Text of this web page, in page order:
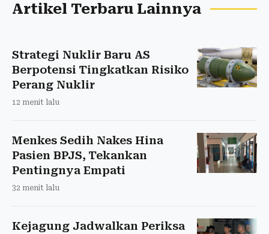
Artikel Terbaru Lainnya
Strategi Nuklir Baru AS
Berpotensi Tingkatkan Risiko
Perang Nuklir
12 menit lalu
Menkes Sedih Nakes Hina
Pasien BPJS, Tekankan
Pentingnya Empati
32 menit lalu
Kejagung Jadwalkan Periksa